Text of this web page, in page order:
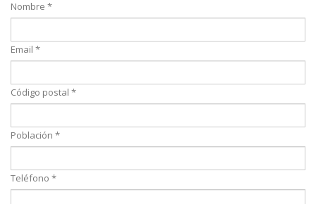
Nombre *
Email *
Código postal *
Población *
Teléfono *